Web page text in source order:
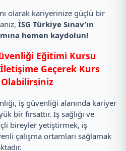
olarak kariyerinize güçlü bir
İSG Türkiye Sınav’ın
hemen kaydolun!
Eğitimi Kursu
Geçerek Kurs
Olabilirsiniz
iş güvenliği alanında kariyer
bir fırsattır. İş sağlığı ve
bireyler yetiştirmek, iş
çalışma ortamları sağlamak